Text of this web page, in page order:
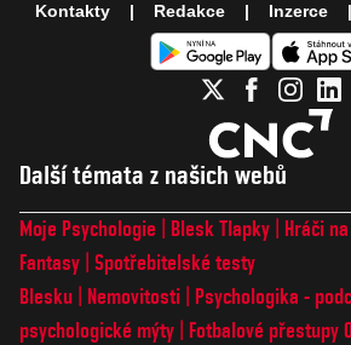
Další témata z našich webů
Moje Psychologie Blesk Tlapky Hráči
Fantasy Spotřebitelské testy
Blesku
Nemovitosti
Psychologika -
psychologické mýty
Fotbalové přestupy
Kontakty Redakce Inzerce